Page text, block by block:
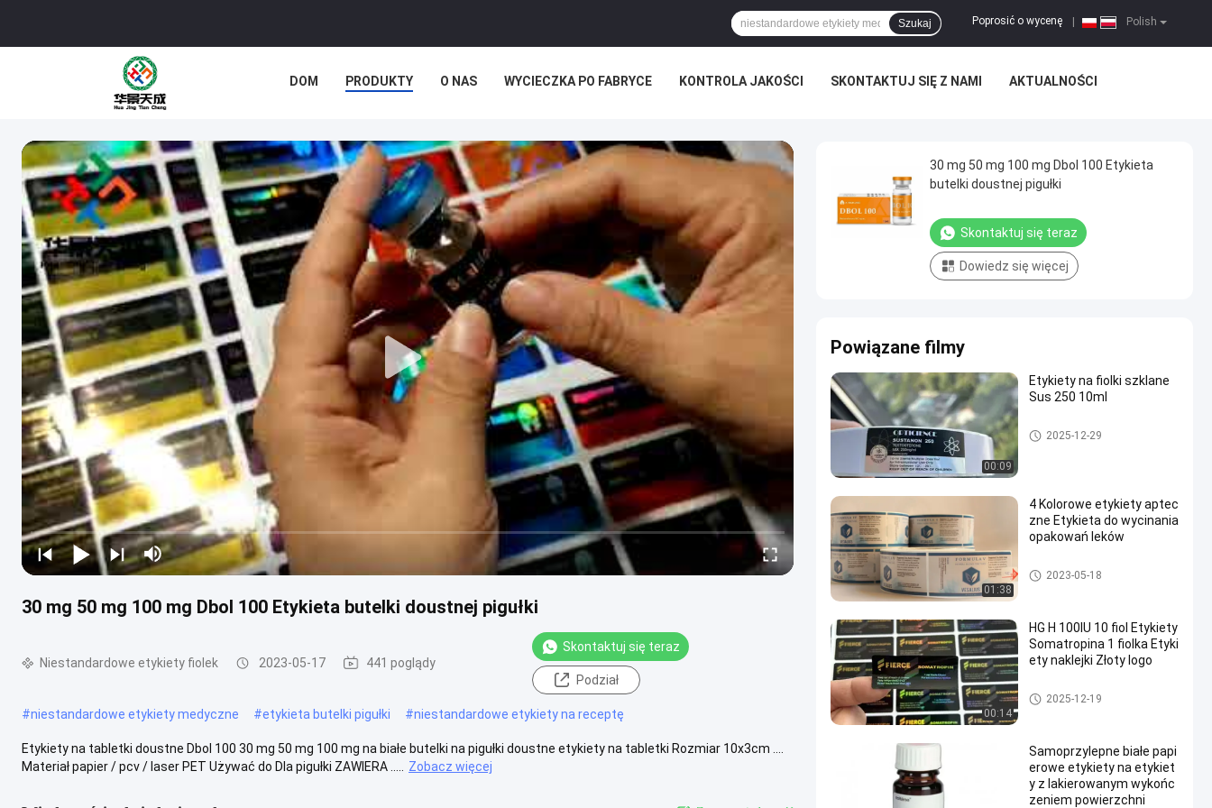
Polish
Poprosić o wycenę
Szukaj
DOM PRODUKTY O NAS WYCIECZKA PO FABRYCE KONTROLA JAKOŚCI SKONTAKTUJ SIĘ Z NAMI AKTUALNOŚCI
30 mg 50 mg 100 mg Dbol 100 Etykieta butelki doustnej pigułki
Niestandardowe etykiety fiolek 2023-05-17 441 poglądy
Skontaktuj się teraz
Podział
#niestandardowe etykiety medyczne #etykieta butelki pigułki #niestandardowe etykiety na receptę
Etykiety na tabletki doustne Dbol 100 30 mg 50 mg 100 mg na białe butelki na pigułki doustne etykiety na tabletki Rozmiar 10x3cm ....
Materiał papier / pcv / laser PET Używać do Dla pigułki ZAWIERA .....
Zobacz więcej
30 mg 50 mg 100 mg Dbol 100 Etykieta
butelki doustnej pigułki
Skontaktuj się teraz
Dowiedz się więcej
Powiązane filmy
00:09
Etykiety na fiolki szklane
Sus 250 10ml
Niestandardowe etykiety fiolek
2025-12-29
01:38
4 Kolorowe etykiety aptec
zne Etykieta do wycinania
opakowań leków
Niestandardowe etykiety fiolek
2023-05-18
00:14
HG H 100IU 10 fiol Etykiety
Somatropina 1 fiolka Etyki
ety naklejki Złoty logo
Niestandardowe etykiety fiolek
2025-12-19
Samoprzylepne białe papi
erowe etykiety na etykiet
y z lakierowanym wykońc
zeniem powierzchni